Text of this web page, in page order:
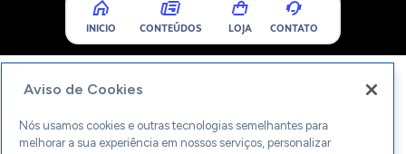
INICIO CONTEÚDOS LOJA CONTATO
Aviso de Cookies
Nós usamos cookies e outras tecnologias semelhantes para
melhorar a sua experiência em nossos serviços, personalizar